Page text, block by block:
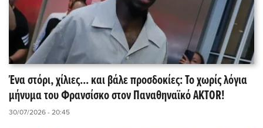
Ένα στόρι, χίλιες... και βάλε προσδοκίες: Το χωρίς λόγια
μήνυμα του Φρανσίσκο στον Παναθηναϊκό AKTOR!
30/07/2026 - 20:45